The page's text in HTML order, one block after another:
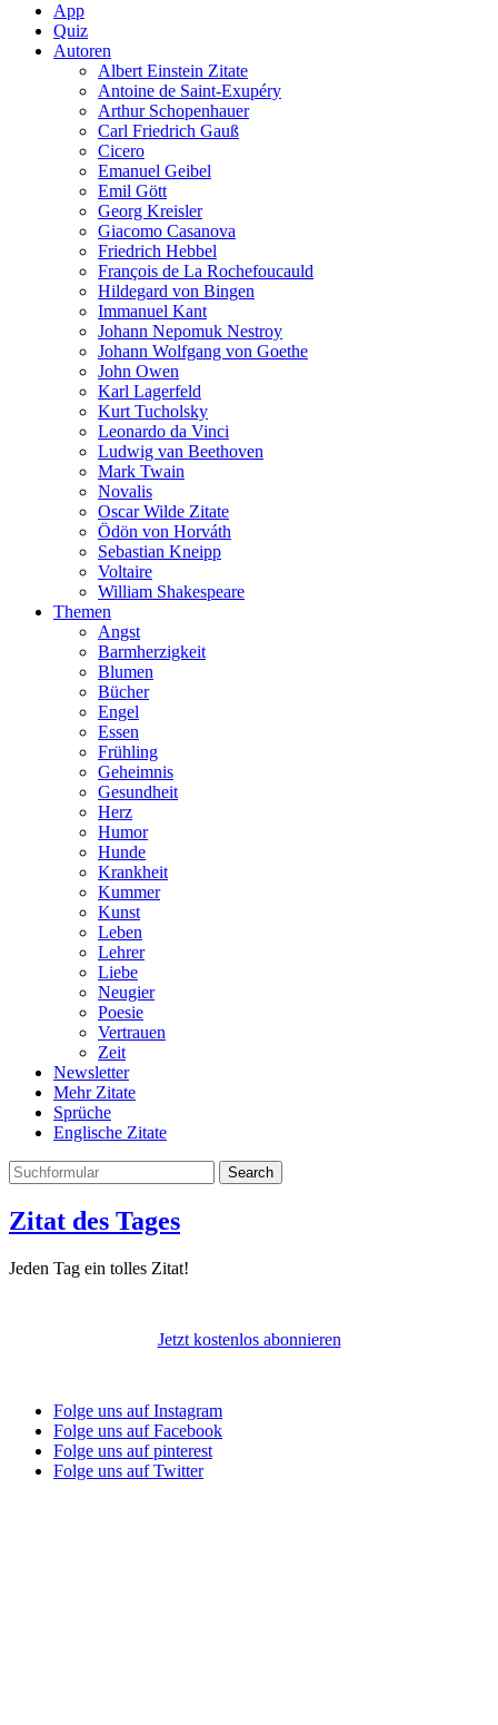
App
Quiz
Autoren
Albert Einstein Zitate
Antoine de Saint-Exupéry
Arthur Schopenhauer
Carl Friedrich Gauß
Cicero
Emanuel Geibel
Emil Gött
Georg Kreisler
Giacomo Casanova
Friedrich Hebbel
François de La Rochefoucauld
Hildegard von Bingen
Immanuel Kant
Johann Nepomuk Nestroy
Johann Wolfgang von Goethe
John Owen
Karl Lagerfeld
Kurt Tucholsky
Leonardo da Vinci
Ludwig van Beethoven
Mark Twain
Novalis
Oscar Wilde Zitate
Ödön von Horváth
Sebastian Kneipp
Voltaire
William Shakespeare
Themen
Angst
Barmherzigkeit
Blumen
Bücher
Engel
Essen
Frühling
Geheimnis
Gesundheit
Herz
Humor
Hunde
Krankheit
Kummer
Kunst
Leben
Lehrer
Liebe
Neugier
Poesie
Vertrauen
Zeit
Newsletter
Mehr Zitate
Sprüche
Englische Zitate
Search
Zitat des Tages
Jeden Tag ein tolles Zitat!
Jetzt kostenlos abonnieren
Folge uns auf Instagram
Folge uns auf Facebook
Folge uns auf pinterest
Folge uns auf Twitter